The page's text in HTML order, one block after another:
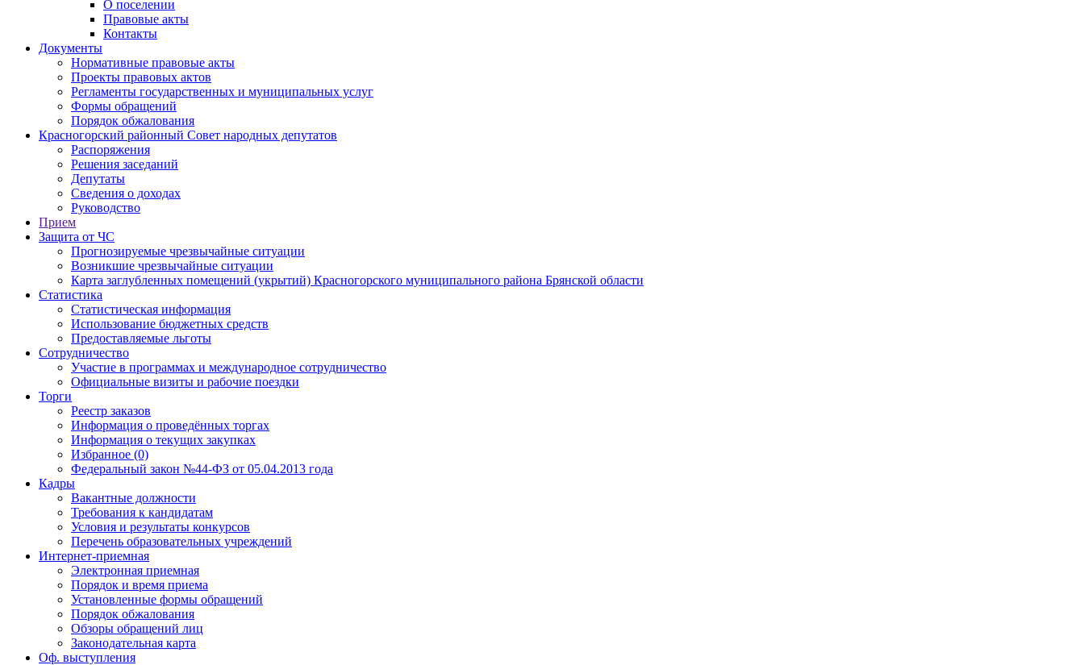
О поселении
Правовые акты
Контакты
Документы
Нормативные правовые акты
Проекты правовых актов
Регламенты государственных и муниципальных услуг
Формы обращений
Порядок обжалования
Красногорский районный Совет народных депутатов
Распоряжения
Решения заседаний
Депутаты
Сведения о доходах
Руководство
Прием
Защита от ЧС
Прогнозируемые чрезвычайные ситуации
Возникшие чрезвычайные ситуации
Карта заглубленных помещений (укрытий) Красногорского муниципального района Брянской области
Статистика
Статистическая информация
Использование бюджетных средств
Предоставляемые льготы
Сотрудничество
Участие в программах и международное сотрудничество
Официальные визиты и рабочие поездки
Торги
Реестр заказов
Информация о проведённых торгах
Информация о текущих закупках
Избранное (0)
Федеральный закон №44-ФЗ от 05.04.2013 года
Кадры
Вакантные должности
Требования к кандидатам
Условия и результаты конкурсов
Перечень образовательных учреждений
Интернет-приемная
Электронная приемная
Порядок и время приема
Установленные формы обращений
Порядок обжалования
Обзоры обращений лиц
Законодательная карта
Оф. выступления